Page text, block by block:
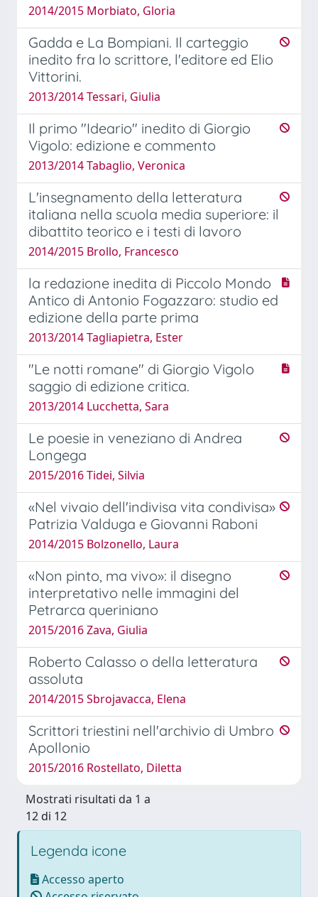
2014/2015 Morbiato, Gloria
Gadda e La Bompiani. Il carteggio
inedito fra lo scrittore, l'editore ed Elio
Vittorini.
2013/2014 Tessari, Giulia
Il primo "Ideario" inedito di Giorgio
Vigolo: edizione e commento
2013/2014 Tabaglio, Veronica
L'insegnamento della letteratura
italiana nella scuola media superiore: il
dibattito teorico e i testi di lavoro
2014/2015 Brollo, Francesco
la redazione inedita di Piccolo Mondo
Antico di Antonio Fogazzaro: studio ed
edizione della parte prima
2013/2014 Tagliapietra, Ester
"Le notti romane" di Giorgio Vigolo
saggio di edizione critica.
2013/2014 Lucchetta, Sara
Le poesie in veneziano di Andrea
Longega
2015/2016 Tidei, Silvia
«Nel vivaio dell'indivisa vita condivisa»
Patrizia Valduga e Giovanni Raboni
2014/2015 Bolzonello, Laura
«Non pinto, ma vivo»: il disegno
interpretativo nelle immagini del
Petrarca queriniano
2015/2016 Zava, Giulia
Roberto Calasso o della letteratura
assoluta
2014/2015 Sbrojavacca, Elena
Scrittori triestini nell'archivio di Umbro
Apollonio
2015/2016 Rostellato, Diletta
Mostrati risultati da 1 a
12 di 12
Legenda icone
Accesso aperto